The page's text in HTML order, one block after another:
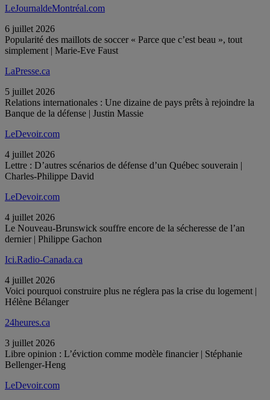
LeJournaldeMontréal.com
6 juillet 2026
Popularité des maillots de soccer « Parce que c’est beau », tout
simplement | Marie-Eve Faust
LaPresse.ca
5 juillet 2026
Relations internationales : Une dizaine de pays prêts à rejoindre la
Banque de la défense | Justin Massie
LeDevoir.com
4 juillet 2026
Lettre : D’autres scénarios de défense d’un Québec souverain |
Charles-Philippe David
LeDevoir.com
4 juillet 2026
Le Nouveau-Brunswick souffre encore de la sécheresse de l’an
dernier | Philippe Gachon
Ici.Radio-Canada.ca
4 juillet 2026
Voici pourquoi construire plus ne réglera pas la crise du logement |
Hélène Bélanger
24heures.ca
3 juillet 2026
Libre opinion : L’éviction comme modèle financier | Stéphanie
Bellenger-Heng
LeDevoir.com